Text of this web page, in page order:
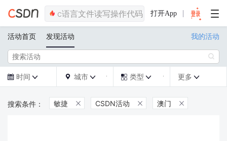
打开App
活动首页 发现活动 我的活动

 时间   城市   类型  更多 
敏捷  CSDN活动  澳门 